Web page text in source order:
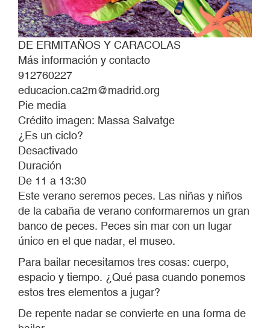
DE ERMITAÑOS Y CARACOLAS
Más información y contacto
912760227
educacion.ca2m@madrid.org
Pie media
Crédito imagen: Massa Salvatge
¿Es un ciclo?
Desactivado
Duración
De 11 a 13:30
Este verano seremos peces. Las niñas y niños
de la cabaña de verano conformaremos un gran
banco de peces. Peces sin mar con un lugar
único en el que nadar, el museo.
Para bailar necesitamos tres cosas: cuerpo,
espacio y tiempo. ¿Qué pasa cuando ponemos
estos tres elementos a jugar?
De repente nadar se convierte en una forma de